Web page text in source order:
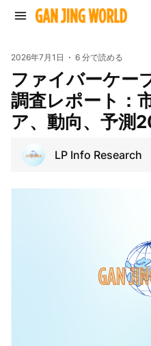
2026年7月1日 6 分で読める
ファイバーケー
調査レポート：
ア、動向、予測
LP Info Research